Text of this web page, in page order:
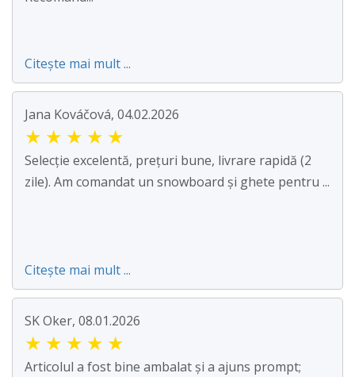
Citește mai mult ...
Jana Kováčová, 04.02.2026
★ ★ ★ ★ ★
Selecție excelentă, prețuri bune, livrare rapidă (2
zile). Am comandat un snowboard și ghete pentru ...
Citește mai mult ...
SK Oker, 08.01.2026
★ ★ ★ ★ ★
Articolul a fost bine ambalat și a ajuns prompt;